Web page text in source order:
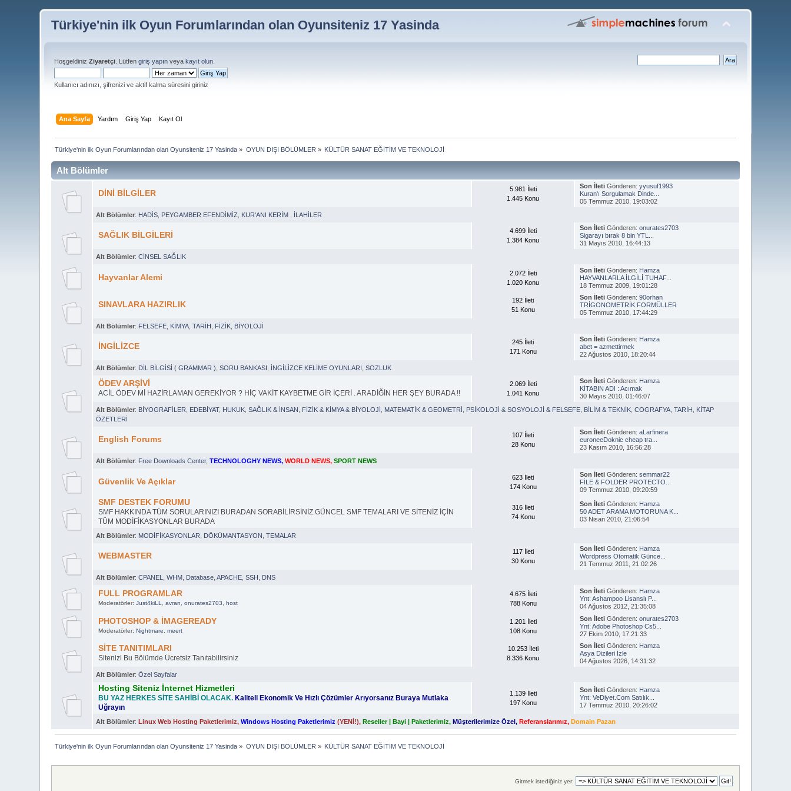
Türkiye'nin ilk Oyun Forumlarından olan Oyunsiteniz 17 Yasinda
HoşgeldinizZiyaretçi . Lütfengiriş yapın veyakayıt olun
Kullanıcı adınızı, şifrenizi ve aktif kalma süresini giriniz
Ana Sayfa Yardım Giriş Yap Kayıt Ol
Türkiye'nin ilk Oyun Forumlarından olan Oyunsiteniz 17 Yasinda » OYUN DIŞI BÖLÜMLER » KÜLTÜR SANAT EĞİTİM VE TEKNOLOJİ
Alt Bölümler
DİNİ BİLGİLER
5.981 İleti
1.445 Konu
Son İletiGönderen: yyusuf1993
Kuran'ı Sorgulamak Dinde...
05 Temmuz 2010, 19:03:02
Alt Bölümler: HADİS PEYGAMBER EFENDİMİZ KUR'ANI KERİM İLAHİLER
SAĞLIK BİLGİLERİ
4.699 İleti
1.384 Konu
Son İletiGönderen: onurates2703
Sigarayı bırak 8 bin YTL...
31 Mayıs 2010, 16:44:13
Alt Bölümler:CİNSEL SAĞLIK
Hayvanlar Alemi
2.072 İleti
1.020 Konu
Son İletiGönderen: Hamza
HAYVANLARLA İLGİLİ TUHAF...
18 Temmuz 2009, 19:01:28
SINAVLARA HAZIRLIK
192 İleti
51 Konu
Son İletiGönderen: 90orhan
TRİGONOMETRİK FORMÜLLER
05 Temmuz 2010, 17:44:29
Alt Bölümler: FELSEFE KİMYA ,TARİH FİZİK BİYOLOJİ
İNGİLİZCE
245 İleti
171 Konu
Son İletiGönderen: Hamza
abet = azmettirmek
22 Ağustos 2010, 18:20:44
Alt Bölümler: DİL BİLGİSİ ( GRAMMAR ) ,SORU BANKASI İNGİLİZCE KELİME OYUNLARI ,SOZLUK
ÖDEV ARŞİVİ
ACİL ÖDEV Mİ HAZİRLAMAN GEREKİYOR ? HİÇ VAKİT KAYBETME GİR İÇERİ . ARADİĞİN HER ŞEY BURADA !!
2.069 İleti
1.041 Konu
Son İletiGönderen: Hamza
KİTABIN ADI : Acımak
30 Mayıs 2010, 01:46:07
Alt Bölümler: BİYOGRAFİLER EDEBİYAT, HUKUK ,SAĞLIK & İNSAN FİZİK & KİMYA & BİYOLOJİ MATEMATİK & GEOMETRİ PSİKOLOJİ & SOSYOLOJİ & FELSEFE BİLİM & TEKNİK ,COGRAFYA ,TARİH
KİTAP
ÖZETLERİ
English Forums
107 İleti
28 Konu
Son İletiGönderen: aLarfinera
euroneeDoknic cheap tra...
23 Kasım 2010, 16:56:28
Alt Bölümler: Free Downloads Center,TECHNOLOGHY NEWS,WORLD NEWS,SPORT NEWS
Güvenlik Ve Açıklar
623 İleti
174 Konu
Son İletiGönderen: semmar22
FİLE & FOLDER PROTECTO...
09 Temmuz 2010, 09:20:59
SMF DESTEK FORUMU
SMF HAKKINDA TÜM SORULARINIZI BURADAN SORABİLİRSİNİZ.GÜNCEL SMF TEMALARI VE SİTENİZ İÇİN
TÜM MODİFİKASYONLAR BURADA
316 İleti
74 Konu
Son İletiGönderen: Hamza
50 ADET ARAMA MOTORUNA K...
03 Nisan 2010, 21:06:54
Alt Bölümler: MODİFİKASYONLAR DÖKÜMANTASYON ,TEMALAR
WEBMASTER
117 İleti
30 Konu
Son İletiGönderen: Hamza
Wordpress Otomatik Günce...
21 Temmuz 2011, 21:02:26
Alt Bölümler:CPANEL ,WHM Database ,APACHE ,SSH DNS
FULL PROGRAMLAR
Moderatörler: Just4kiLL avran onurates2703 host
4.675 İleti
788 Konu
Son İletiGönderen: Hamza
Ynt: Ashampoo Lisanslı P...
04 Ağustos 2012, 21:35:08
PHOTOSHOP & İMAGEREADY
Moderatörler: Nightmare meert
1.201 İleti
108 Konu
Son İletiGönderen: onurates2703
Ynt: Adobe Photoshop Cs5...
27 Ekim 2010, 17:21:33
SİTE TANITIMLARI
Sitenizi Bu Bölümde Ücretsiz Tanıtabilirsiniz
10.253 İleti
8.336 Konu
Son İletiGönderen: Hamza
Asya Dizileri İzle
04 Ağustos 2026, 14:31:32
Alt Bölümler:Özel Sayfalar
Hosting Siteniz İnternet Hizmetleri
BU YAZ HERKES SİTE SAHİBİ OLACAK. Kaliteli Ekonomik Ve Hızlı Çözümler Arıyorsanız Buraya Mutlaka
Uğrayın
1.139 İleti
197 Konu
Son İletiGönderen: Hamza
Ynt: VeDiyet.Com Satılık...
17 Temmuz 2010, 20:26:02
Alt Bölümler:Linux Web Hosting Paketlerimiz,Windows Hosting Paketlerimiz (YENİ!),Reseller | Bayi | Paketlerimiz,Müşterilerimize Özel,Referanslarımız,Domain Pazarı
Türkiye'nin ilk Oyun Forumlarından olan Oyunsiteniz 17 Yasinda » OYUN DIŞI BÖLÜMLER » KÜLTÜR SANAT EĞİTİM VE TEKNOLOJİ
Gitmek istediğiniz yer: